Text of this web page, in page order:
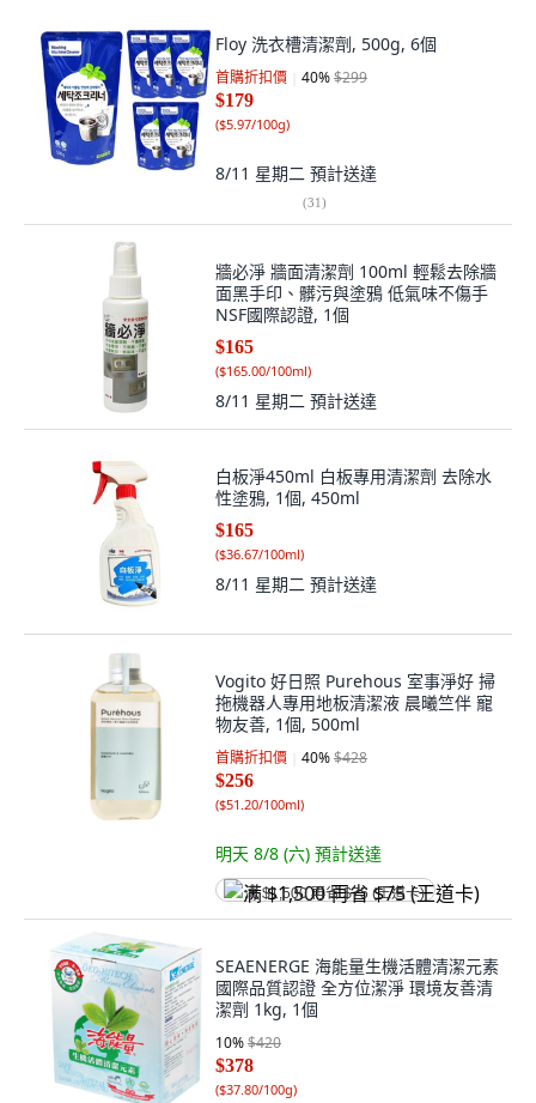
Floy 洗衣槽清潔劑, 500g, 6個
首購折扣價 40%$299
$179
($5.97/100g)
8/11 星期二 預計送達
(31)
牆必淨 牆面清潔劑 100ml 輕鬆去除牆
面黑手印、髒污與塗鴉 低氣味不傷手
NSF國際認證, 1個
$165
($165.00/100ml)
8/11 星期二 預計送達
白板淨450ml 白板專用清潔劑 去除水
性塗鴉, 1個, 450ml
$165
($36.67/100ml)
8/11 星期二 預計送達
Vogito 好日照 Purehous 室事淨好 掃
拖機器人專用地板清潔液 晨曦竺伴 寵
物友善, 1個, 500ml
首購折扣價 40%$428
$256
($51.20/100ml)
明天 8/8 (六) 預計送達
满 $1,500 再省 $75 (王道卡)
SEAENERGE 海能量生機活體清潔元素
國際品質認證 全方位潔淨 環境友善清
潔劑 1kg, 1個
10%$420
$378
($37.80/100g)